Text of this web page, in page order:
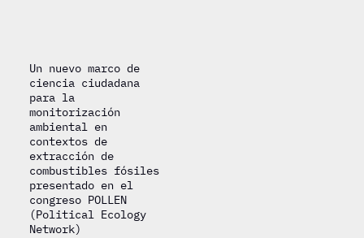
Un nuevo marco de
ciencia ciudadana
para la
monitorización
ambiental en
contextos de
extracción de
combustibles fósiles
presentado en el
congreso POLLEN
(Political Ecology
Network)